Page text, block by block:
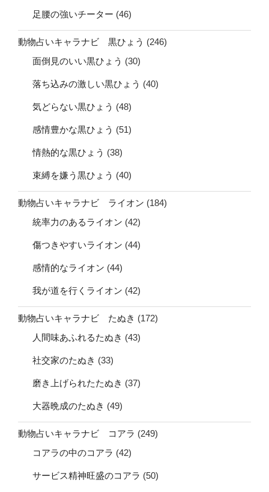
足腰の強いチーター (46)
動物占いキャラナビ 黒ひょう (246)
面倒見のいい黒ひょう (30)
落ち込みの激しい黒ひょう (40)
気どらない黒ひょう (48)
感情豊かな黒ひょう (51)
情熱的な黒ひょう (38)
束縛を嫌う黒ひょう (40)
動物占いキャラナビ ライオン (184)
統率力のあるライオン (42)
傷つきやすいライオン (44)
感情的なライオン (44)
我が道を行くライオン (42)
動物占いキャラナビ たぬき (172)
人間味あふれるたぬき (43)
社交家のたぬき (33)
磨き上げられたたぬき (37)
大器晩成のたぬき (49)
動物占いキャラナビ コアラ (249)
コアラの中のコアラ (42)
サービス精神旺盛のコアラ (50)